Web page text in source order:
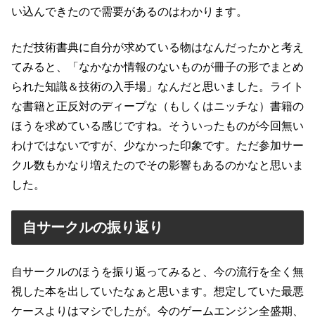
い込んできたので需要があるのはわかります。
ただ技術書典に自分が求めている物はなんだったかと考え
てみると、「なかなか情報のないものが冊子の形でまとめ
られた知識＆技術の入手場」なんだと思いました。ライト
な書籍と正反対のディープな（もしくはニッチな）書籍の
ほうを求めている感じですね。そういったものが今回無い
わけではないですが、少なかった印象です。ただ参加サー
クル数もかなり増えたのでその影響もあるのかなと思いま
した。
自サークルの振り返り
自サークルのほうを振り返ってみると、今の流行を全く無
視した本を出していたなぁと思います。想定していた最悪
ケースよりはマシでしたが。今のゲームエンジン全盛期、